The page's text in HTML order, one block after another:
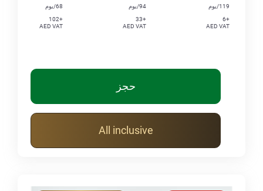
119/يوم
+6
AED VAT
94/يوم
+33
AED VAT
68/يوم
+102
AED VAT
حجز
All inclusive